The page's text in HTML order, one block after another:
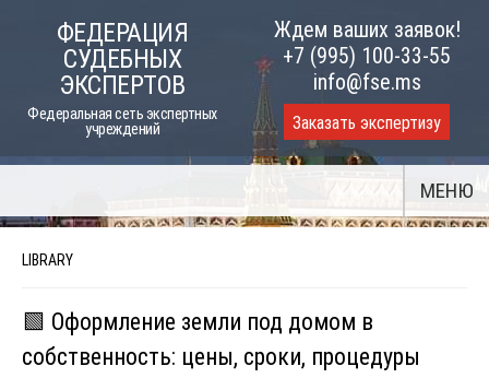
ФЕДЕРАЦИЯ
СУДЕБНЫХ
ЭКСПЕРТОВ
Федеральная сеть экспертных
учреждений
Ждем ваших заявок!
+7 (995) 100-33-55
info@fse.ms
Заказать экспертизу
МЕНЮ
LIBRARY
🟩 Оформление земли под домом в
собственность: цены, сроки, процедуры